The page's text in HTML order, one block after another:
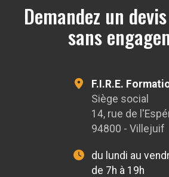
Demandez un
sans
F.I.R.E.
Siège social
14, rue de
94800 - Villejuif
du lundi au
de 7h à 19h